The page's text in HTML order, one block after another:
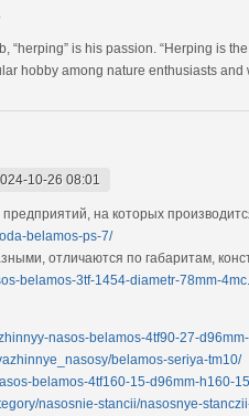
“herping” is his passion. “Herping is
hobby among nature enthusiasts
10-26 08:01
предприятий, на которых
belamos-ps-7/
отличаются по габаритам,
belamos-3tf-1454-diametr-78mm-4mc...
nasos-belamos-4tf90-27-d96mm-
belamos-seriya-tm10/
belamos-4tf160-15-d96mm-h160-
nasosnie-stancii/nasosnye-